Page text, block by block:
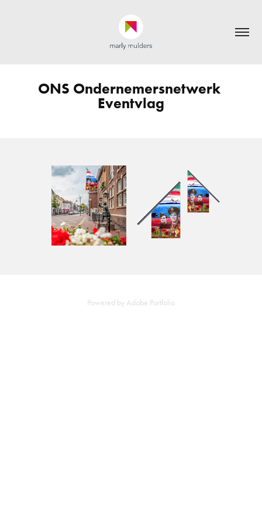
ONS Ondernemersnetwerk
Eventvlag
Powered by Adobe Portfolio